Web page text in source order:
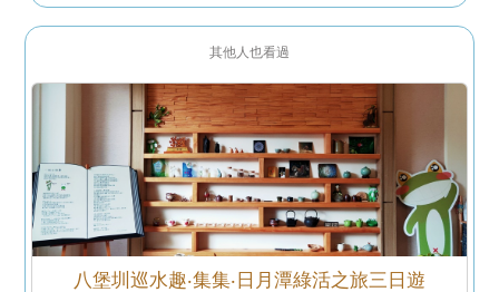
其他人也看過
八堡圳巡水趣‧集集‧日月潭綠活之旅三日遊